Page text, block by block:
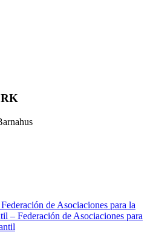
de Asociaciones para la
– Federación de Asociaciones para